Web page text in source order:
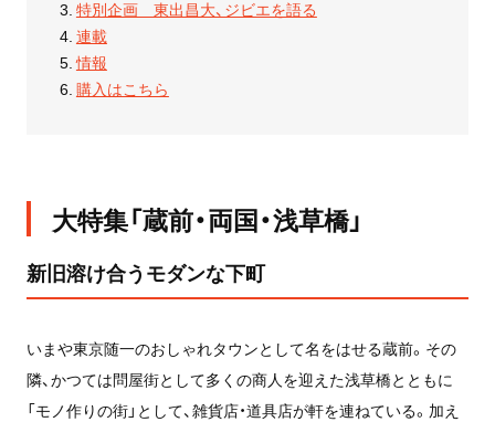
特別企画 東出昌大、ジビエを語る
連載
情報
購入はこちら
大特集「蔵前・両国・浅草橋」
新旧溶け合うモダンな下町
いまや東京随一のおしゃれタウンとして名をはせる蔵前。その
隣、かつては問屋街として多くの商人を迎えた浅草橋とともに
「モノ作りの街」として、雑貨店・道具店が軒を連ねている。加え